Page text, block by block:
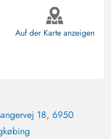
Auf der Karte anzeigen
18, 6950